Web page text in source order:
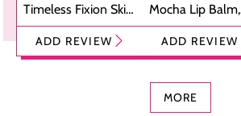
Timeless Fixion Skin
Tint Stick,
Foundation dan
ADD REVIEW
Mocha Lip Balm,
Pelembap Bibir
dengan Aroma
ADD REVIEW
MORE